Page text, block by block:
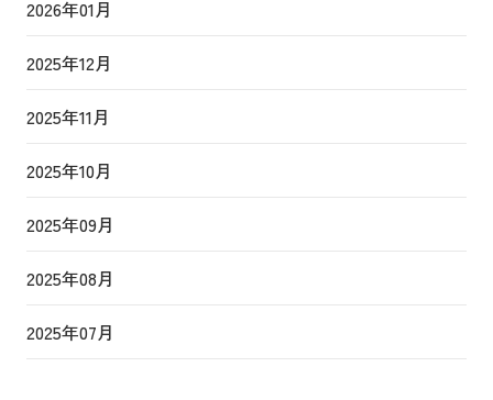
2026年01月
2025年12月
2025年11月
2025年10月
2025年09月
2025年08月
2025年07月